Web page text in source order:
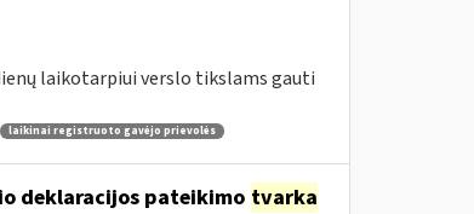
laikotarpiui verslo tikslams gauti
laikinai registruoto gavėjo prievolės
deklaracijos pateikimo tvarka